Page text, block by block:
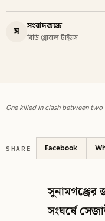
স সংবাদকক্ষ
বিডি গ্লোবাল টাইমস
One killed in clash between two
SHARE Facebook
সুনামগঞ্জের
সংঘর্ষে